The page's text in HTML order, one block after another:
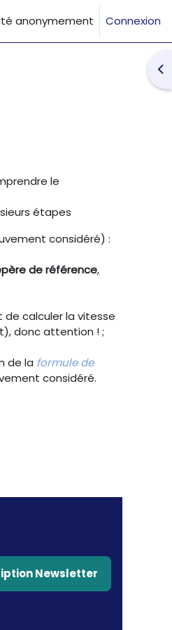
anonymement Connexion
le
étapes
considéré) :
de référence,
calculer la vitesse
donc attention ! ;
de la formule de
considéré.
Newsletter